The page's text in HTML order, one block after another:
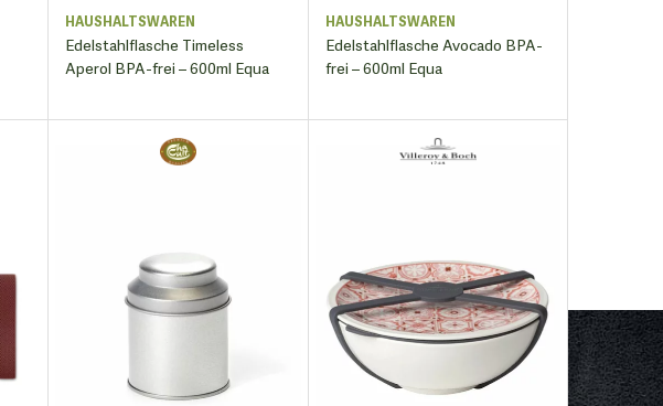
HAUSHALTSWAREN
Edelstahlflasche Timeless
Aperol BPA-frei – 600ml Equa
HAUSHALTSWAREN
Edelstahlflasche Avocado BPA-
frei – 600ml Equa